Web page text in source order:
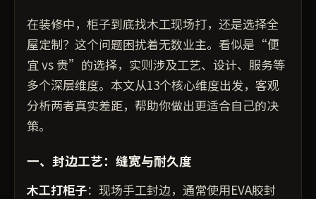
在装修中，柜子到底找木工现场打，还是选择全
屋定制？这个问题困扰着无数业主。看似是“便
宜 vs 贵”的选择，实则涉及工艺、设计、服务等
多个深层维度。本文从13个核心维度出发，客观
分析两者真实差距，帮助你做出更适合自己的决
策。
一、封边工艺：缝宽与耐久度
木工打柜子：现场手工封边，通常使用EVA胶封